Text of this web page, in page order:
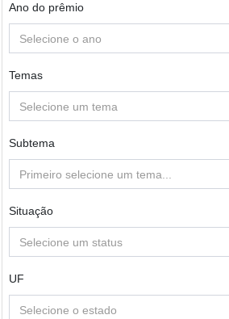
Ano do prêmio
Selecione o ano
Temas
Selecione um tema
Subtema
Primeiro selecione um tema...
Situação
Selecione um status
UF
Selecione o estado